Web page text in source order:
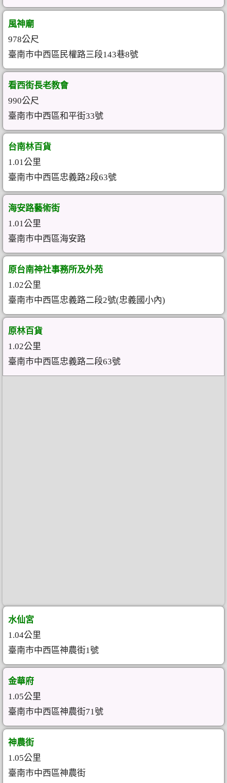
風神廟
978公尺
臺南市中西區民權路三段143巷8號
看西街長老教會
990公尺
臺南市中西區和平街33號
台南林百貨
1.01公里
臺南市中西區忠義路2段63號
海安路藝術街
1.01公里
臺南市中西區海安路
原台南神社事務所及外苑
1.02公里
臺南市中西區忠義路二段2號(忠義國小內)
原林百貨
1.02公里
臺南市中西區忠義路二段63號
水仙宮
1.04公里
臺南市中西區神農街1號
金華府
1.05公里
臺南市中西區神農街71號
神農街
1.05公里
臺南市中西區神農街